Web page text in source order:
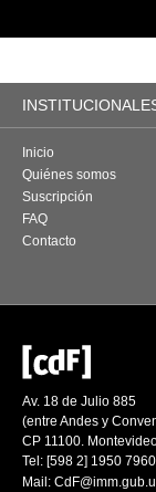
Inicio
Quiénes somos
Suscripción
FAQ
Contacto
Av. 18 de Julio 885
(entre Andes y
CP 11100.
Tel: [598 2] 1950 7960
Mail: